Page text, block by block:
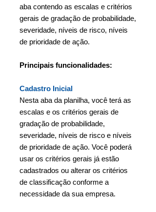
aba contendo as escalas e critérios
gerais de gradação de probabilidade,
severidade, níveis de risco, níveis
de prioridade de ação.
Principais funcionalidades:
Cadastro Inicial
Nesta aba da planilha, você terá as
escalas e os critérios gerais de
gradação de probabilidade,
severidade, níveis de risco e níveis
de prioridade de ação. Você poderá
usar os critérios gerais já estão
cadastrados ou alterar os critérios
de classificação conforme a
necessidade da sua empresa.